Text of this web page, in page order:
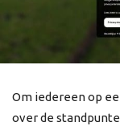
Om iedereen op
over de